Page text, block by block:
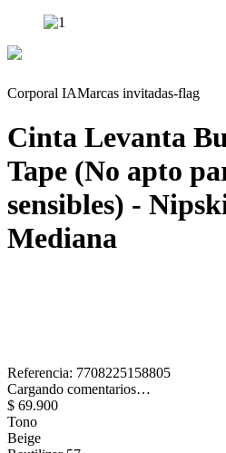
Corporal IAMarcas invitadas-flag
Cinta Levanta
Tape (No apto
sensibles) -
Mediana
Referencia: 7708225158805
Cargando comentarios…
$ 69.900
Tono
Beige